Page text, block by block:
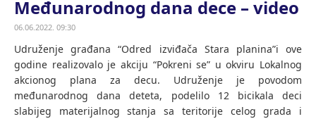
Međunarodnog dana dece – video
06.06.2022. 09:30
Udruženje građana “Odred izviđača Stara planina”i ove
godine realizovalo je akciju “Pokreni se” u okviru Lokalnog
akcionog plana za decu. Udruženje je povodom
međunarodnog dana deteta, podelilo 12 bicikala deci
slabijeg materijalnog stanja sa teritorije celog grada i